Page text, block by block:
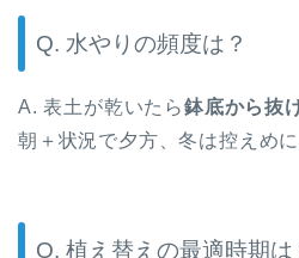
Q. 水やりの頻度は？
A. 表土が乾いたら鉢底から抜
朝＋状況で夕方、冬は控えめに
Q. 植え替えの最適時期は